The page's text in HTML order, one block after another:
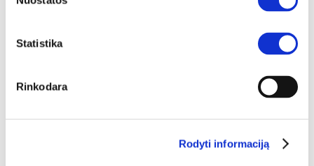
Statistika
Rinkodara
Rodyti informaciją